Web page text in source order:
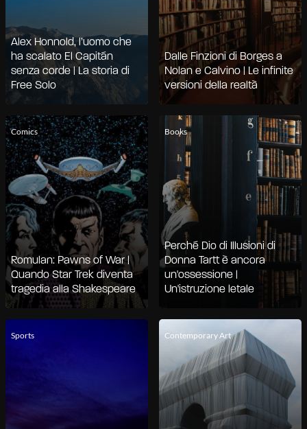
Alex Honnold, l’uomo che
ha scalato El Capitán
senza corde | La storia di
Free Solo
Dalle Finzioni di Borges a
Nolan e Calvino | Le infinite
versioni della realtà
Comics
Romulan: Pawns of War |
Quando Star Trek diventa
tragedia alla Shakespeare
Books
Perché Dio di Illusioni di
Donna Tartt è ancora
un'ossessione |
Un'istruzione letale
Sports Contemporary Art